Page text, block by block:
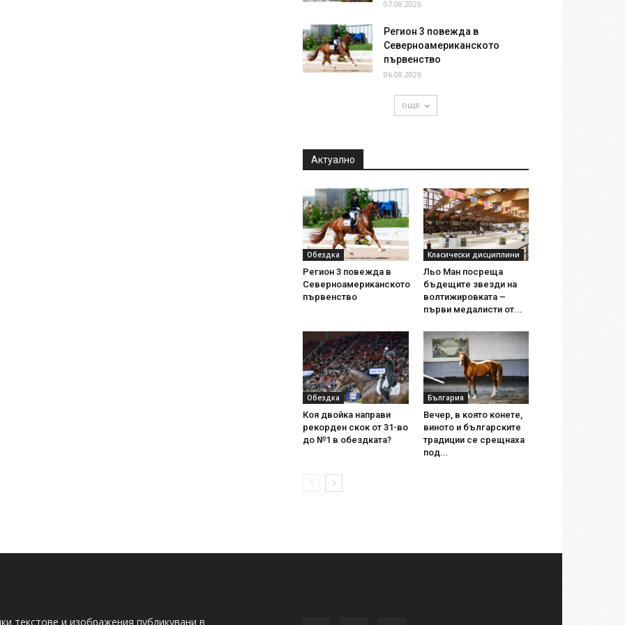
07.08.2026
Регион 3 повежда в
Северноамериканското
първенство
06.08.2026
още
Актуално
Обездка
Регион 3 повежда в
Северноамериканското
първенство
Класически дисциплини
Льо Ман посреща
бъдещите звезди на
волтижировката –
първи медалисти от...
Обездка
Коя двойка направи
рекорден скок от 31-во
до №1 в обездката?
България
Вечер, в която конете,
виното и българските
традиции се срещнаха
под...
текстове и изображения публикувани в